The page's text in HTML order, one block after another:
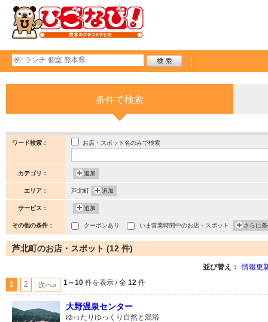
条件で検索
ワード検索： お店・スポット名のみで検索
カテゴリ： 追加
エリア： 芦北町 追加
サービス： 追加
その他の条件： クーポンあり いま営業時間中のお店・スポット さらに
芦北町のお店・スポット (12 件)
並び替え： 情報更
1 2 次へ» 1～10 件を表示 / 全 12 件
大野温泉センター
ゆったりゆっくり自然と混浴